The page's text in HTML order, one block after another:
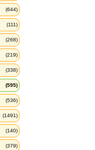
(644)
(111)
(268)
(219)
(338)
(595)
(536)
(1491)
(140)
(379)